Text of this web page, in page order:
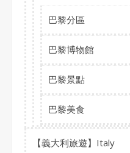
巴黎分區
巴黎博物館
巴黎景點
巴黎美食
【義大利旅遊】Italy